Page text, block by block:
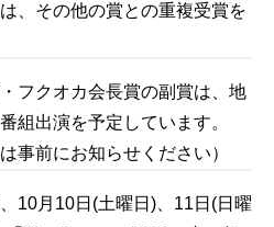
、その他の賞との重複受賞を
フクオカ会長賞の副賞は、地
組出演を予定しています。
事前にお知らせください）
10月10日(土曜日)、11日(日曜